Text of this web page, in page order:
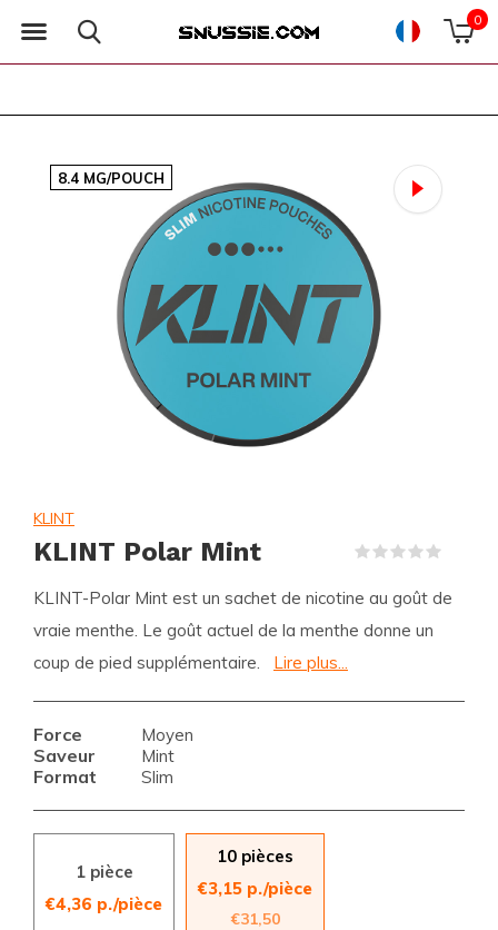
0
8.4 MG/POUCH
KLINT
KLINT Polar Mint
KLINT-Polar Mint est un sachet de nicotine au goût de
vraie menthe. Le goût actuel de la menthe donne un
coup de pied supplémentaire.
Lire plus...
Force Moyen
Saveur Mint
Format Slim
1 pièce
€4,36 p./pièce
10 pièces
€3,15 p./pièce
€31,50